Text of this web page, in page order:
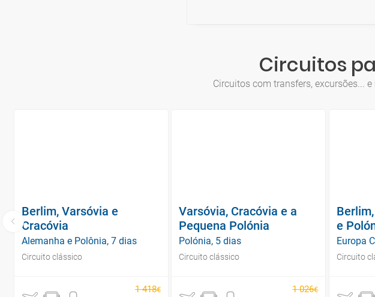
Circuitos
Circuitos com transfers, excursões...
Berlim, Varsóvia e
Cracóvia
Alemanha e Polônia, 7 dias
Circuito clássico
1 418€
Varsóvia, Cracóvia e a
Pequena Polónia
Polónia, 5 dias
Circuito clássico
1 026€
e
Europa
Circuito